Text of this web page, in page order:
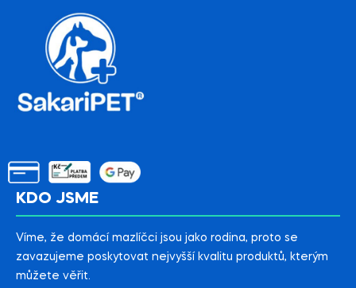
KDO JSME
Víme, že domácí mazlíčci jsou jako rodina, proto se
zavazujeme poskytovat nejvyšší kvalitu produktů, kterým
můžete věřit.